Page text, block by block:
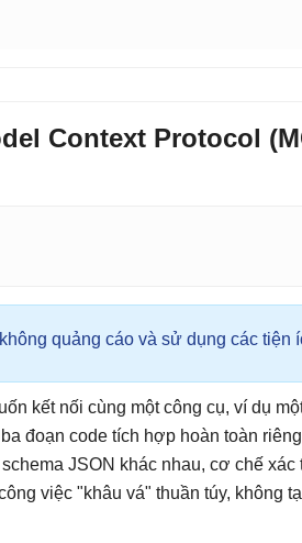
Context Protocol
quảng cáo và sử dụng các tiện
kết nối cùng một công cụ, ví dụ
đoạn code tích hợp hoàn toàn
JSON khác nhau, cơ chế
việc "khâu vá" thuần túy, không